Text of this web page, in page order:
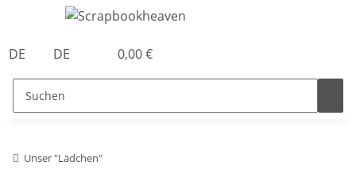
DE DE 0,00 €
Unser "Lädchen"